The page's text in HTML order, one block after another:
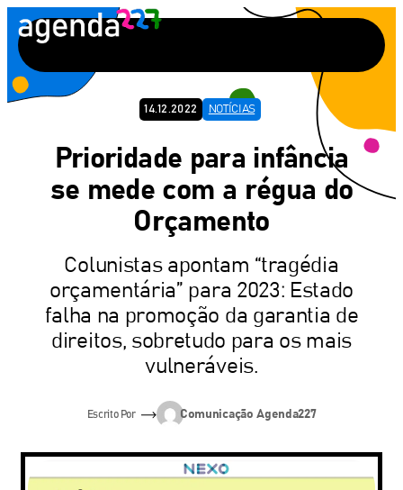
para
conteúdo
14.12.2022 NOTÍCIAS
Prioridade para infância
se mede com a régua do
Orçamento
Colunistas apontam “tragédia
orçamentária” para 2023: Estado
falha na promoção da garantia de
direitos, sobretudo para os mais
vulneráveis.
Escrito Por Comunicação Agenda227